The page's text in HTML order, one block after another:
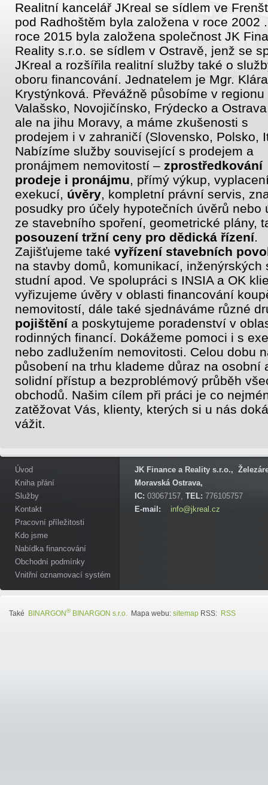
Realitní kancelář JKreal se sídlem ve
pod Radhoštěm byla založena v roce 2002
roce 2015 byla založena společnost JK
Reality s.r.o. se sídlem v Ostravě, jenž se
JKreal a rozšířila realitní služby také o
oboru financování. Jednatelem je Mgr. Klára
Krystýnková. Převážně působíme v regionu
Valašsko, Novojičínsko, Frýdecko a
ale na jihu Moravy, a máme zkušenosti s
prodejem i v zahraničí (Slovensko, Polsko,
Nabízíme služby související s prodejem a
pronájmem nemovitostí – zprostředkování
prodeje i pronájmu, přímý výkup,
exekucí, úvěry, kompletní právní servis,
posudky pro účely hypotečních úvěrů nebo
ze stavebního spoření, geometrické plány,
posouzení tržní ceny pro dědická řízení.
Zajišťujeme také vyřízení stavebních
na stavby domů, komunikací, inženýrských
studní apod. Ve spolupráci s INSIA a OK
vyřizujeme úvěry v oblasti financování
nemovitostí, dále také sjednáváme různé
pojištěnía poskytujeme poradenství v
rodinných financí. Dokážeme pomoci i s
nebo zadlužením nemovitosti. Celou dobu
působení na trhu klademe důraz na osobní
solidní přístup a bezproblémový průběh
obchodů. Našim cílem při práci je co
zatěžovat Vás, klienty, kterých si u nás
vážit.
Úvod
Kniha přání
Služby
Kontakt
Pracovní příležitosti
Kdo jsme
Nabídka financování
Obchodní podmínky
Vnitřní oznamovací systém
JK Finance a Reality s.r.o.,
Moravská Ostrava,
IC: 03067157, TEL: 776105757
E-mail:
info@jkreal.cz
Také BINARGON®BINARGON s.r.o. Mapa webu: sitemap RSS: RSS